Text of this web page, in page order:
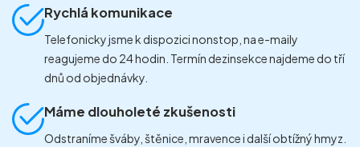
Rychlá komunikace
Telefonicky jsme k dispozici nonstop, na e-maily
reagujeme do 24 hodin. Termín dezinsekce najdeme do tří
dnů od objednávky.
Máme dlouholeté zkušenosti
Odstraníme šváby, štěnice, mravence i další obtížný hmyz.